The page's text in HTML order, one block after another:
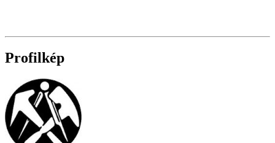
Profilkép